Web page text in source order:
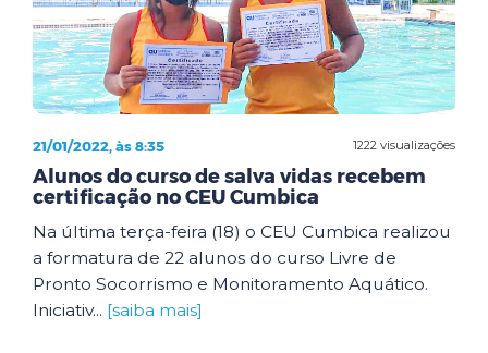
1222 visualizações
21/01/2022, às 8:35
Alunos do curso de salva vidas recebem
certificação no CEU Cumbica
Na última terça-feira (18) o CEU Cumbica realizou
a formatura de 22 alunos do curso Livre de
Pronto Socorrismo e Monitoramento Aquático.
Iniciativ... [saiba mais]